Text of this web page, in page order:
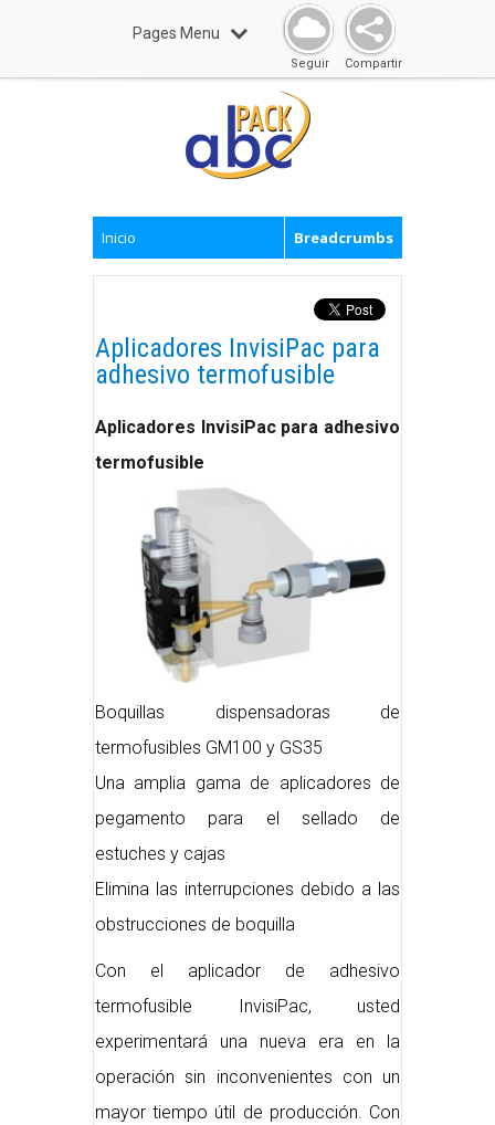
Pages Menu
Compartir
Seguir
Inicio Breadcrumbs
Aplicadores InvisiPac para
adhesivo termofusible
Aplicadores InvisiPac para adhesivo
termofusible
Boquillas dispensadoras de
termofusibles GM100 y GS35
Una amplia gama de aplicadores de
pegamento para el sellado de
estuches y cajas
Elimina las interrupciones debido a las
obstrucciones de boquilla
Con el aplicador de adhesivo
termofusible InvisiPac, usted
experimentará una nueva era en la
operación sin inconvenientes con un
mayor tiempo útil de producción. Con